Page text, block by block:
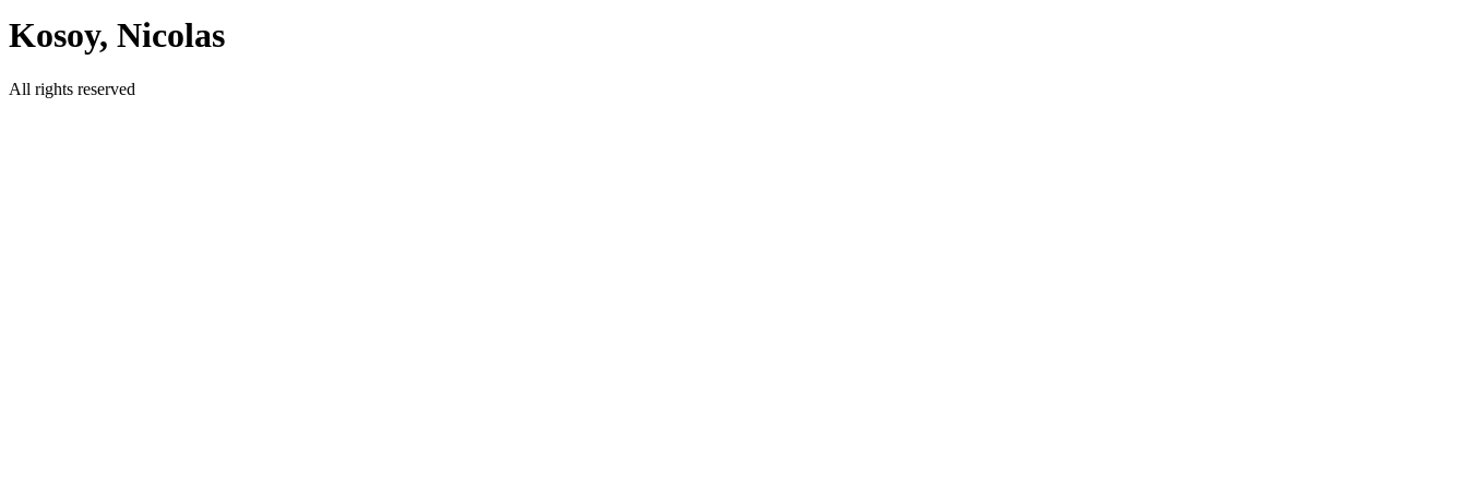
Kosoy, Nicolas
All rights reserved